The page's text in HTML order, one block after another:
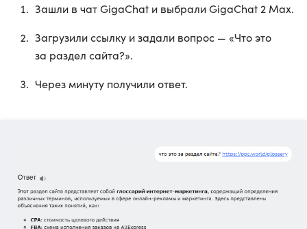
Зашли в чат GigaChat и выбрали GigaChat 2 Max.
Загрузили ссылку и задали вопрос — «Что это
за раздел сайта?».
Через минуту получили ответ.